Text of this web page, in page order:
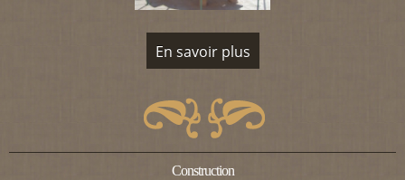
En savoir plus
Construction